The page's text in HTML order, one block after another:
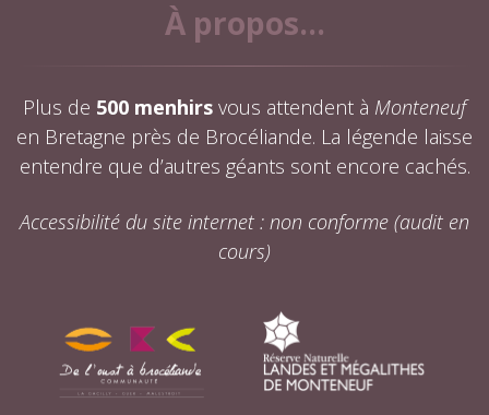
À propos...
Plus de 500 menhirs vous attendent à Monteneuf
en Bretagne près de Brocéliande. La légende laisse
entendre que d’autres géants sont encore cachés.
Accessibilité du site internet : non conforme (audit en
cours)